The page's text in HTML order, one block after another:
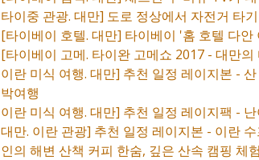
타이중 관광. 대만] 도로 정상에서 자전거 타
[타이베이 호텔. 대만] 타이베이 '홈 호텔 다
[타이베이 고메. 타이완 고메쇼 2017 - 대만
이란 미식 여행. 대만] 추천 일정 레이지본 -
박여행
이란 미식 여행. 대만] 추천 일정 레이지팩 -
대만. 이란 관광] 추천 일정 레이지본 - 이란
인의 해변 산책 커피 한숨, 깊은 산속 캠핑 체험